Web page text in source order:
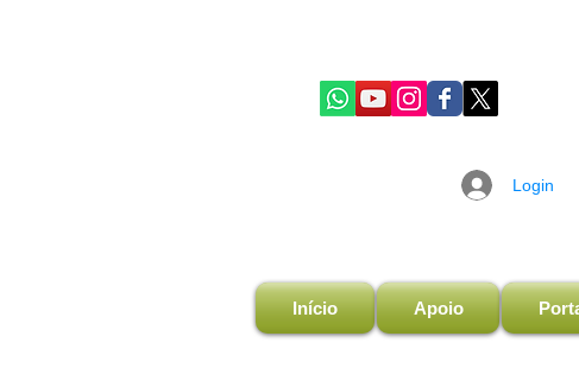
Login
Início Apoio